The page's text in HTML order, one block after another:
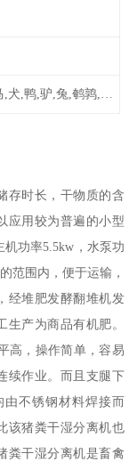
骡,鸡,蜂,鹅,猪,羊,马,犬,鸭,驴,兔,鹌鹑,牛,鸽
存时长，干物质的含
应用较为普遍的小型
功率5.5kw，水泵功
范围内，便于运输，
经堆肥发酵翻堆机发
产为商品有机肥。
高，操作简单，容易
续作业。而且支腿下
不锈钢材料焊接而
该猪粪干湿分离机也
粪干湿分离机是畜禽